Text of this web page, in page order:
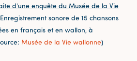
d'une enquête du Musée de la Vie
sonore de 15 chansons
en français et en wallon, à
Musée de la Vie wallonne)